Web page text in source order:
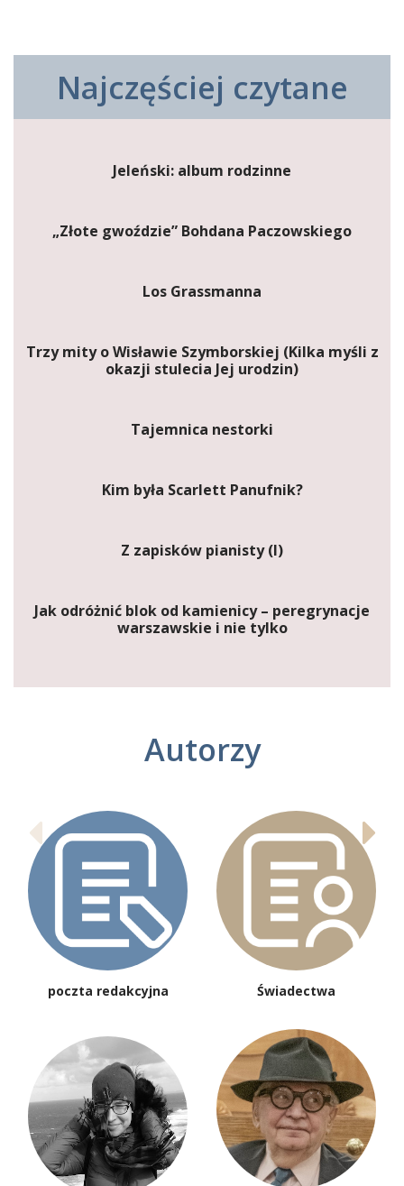
Najczęściej czytane
Jeleński: album rodzinne
„Złote gwoździe” Bohdana Paczowskiego
Los Grassmanna
Trzy mity o Wisławie Szymborskiej (Kilka myśli z
okazji stulecia Jej urodzin)
Tajemnica nestorki
Kim była Scarlett Panufnik?
Z zapisków pianisty (I)
Jak odróżnić blok od kamienicy – peregrynacje
warszawskie i nie tylko
Autorzy
poczta redakcyjna Świadectwa